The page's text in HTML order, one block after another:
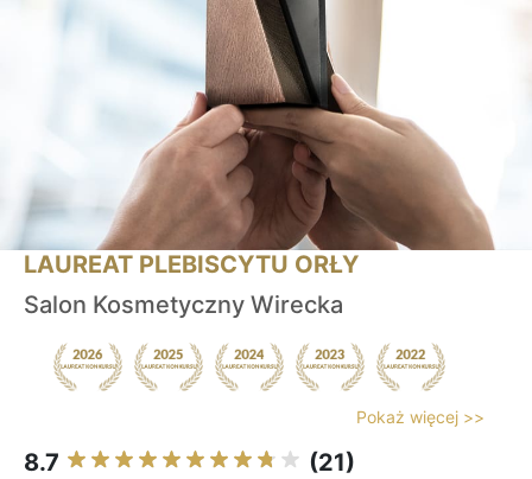
LAUREAT PLEBISCYTU ORŁY
Salon Kosmetyczny Wirecka
Pokaż więcej >>
8.7 (21)